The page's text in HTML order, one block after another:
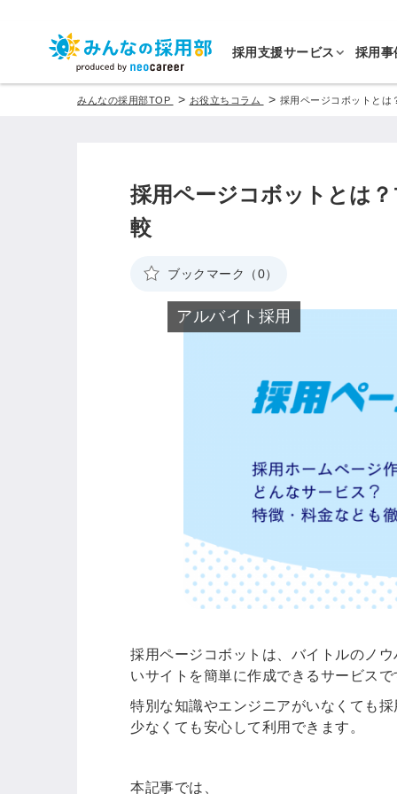
採用支援サービス 採用事
みんなの採用部TOP > お役立ちコラム > 採用ページコボットとは
採用ページコボットとは
較
ブックマーク（0）
アルバイト採用
採用ページコボットは、バイトルのノ
いサイトを簡単に作成できるサービスで
特別な知識やエンジニアがいなくても
少なくても安心して利用できます。
本記事では、